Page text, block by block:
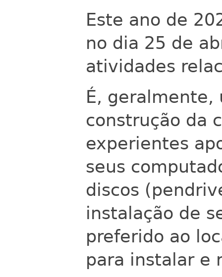
Este ano de
no dia 25 de
atividades
É, geralmente,
construção da
experientes
seus
discos
instalação de
preferido ao
para instalar e